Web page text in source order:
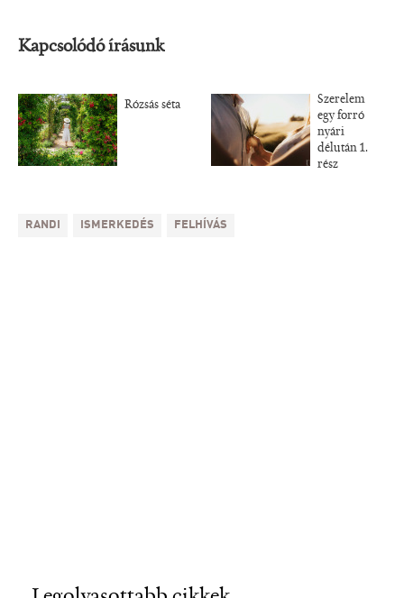
Kapcsolódó írásunk
Rózsás séta
Szerelem
egy forró
nyári
délután 1.
rész
RANDI ISMERKEDÉS FELHÍVÁS